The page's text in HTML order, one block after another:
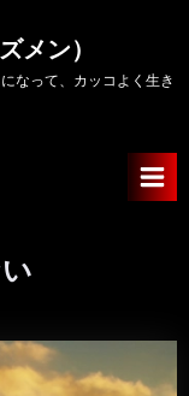
メン）
なって、カッコよく生き